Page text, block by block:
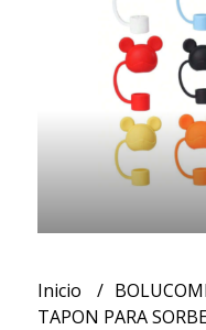
Inicio
TAPON PARA